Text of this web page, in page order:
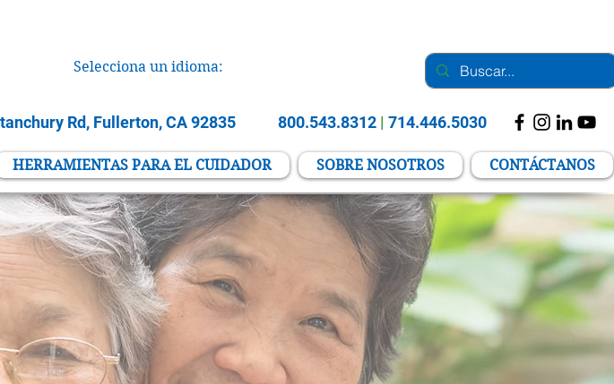
Selecciona un idioma:
Rd, Fullerton, CA 92835 800.543.8312 | 714.446.5030
HERRAMIENTAS PARA EL CUIDADOR SOBRE NOSOTROS CONTÁCTANOS